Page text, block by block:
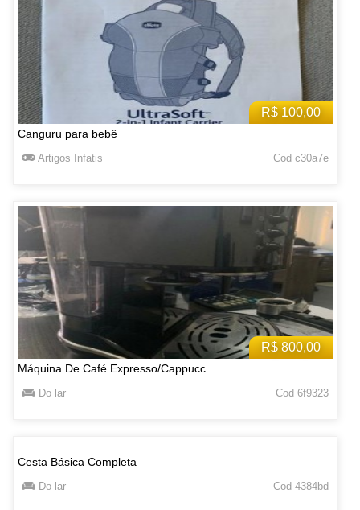
R$ 100,00
Canguru para bebê
Artigos Infatis Cod c30a7e
R$ 800,00
Máquina De Café Expresso/Cappucc
Do lar Cod 6f9323
Cesta Básica Completa
Do lar Cod 4384bd